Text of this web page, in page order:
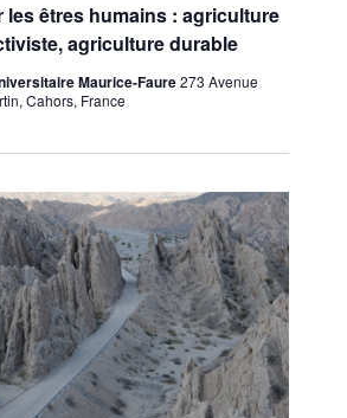
les êtres humains : agriculture
agriculture durable
Maurice-Faure273 Avenue
Cahors, France